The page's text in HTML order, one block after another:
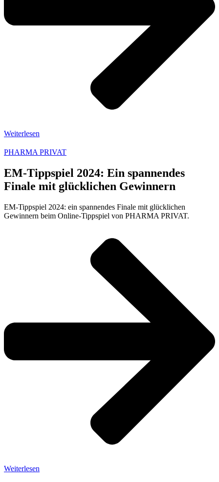
Weiterlesen
PHARMA PRIVAT
EM-Tippspiel 2024: Ein spannendes
Finale mit glücklichen Gewinnern
EM-Tippspiel 2024: ein spannendes Finale mit glücklichen
Gewinnern beim Online-Tippspiel von PHARMA PRIVAT.
Weiterlesen